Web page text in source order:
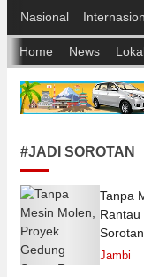
CMI News
Berani, Integritas dan
Nasional
Home News
#JADI SOROTAN
Tanpa
Jambi